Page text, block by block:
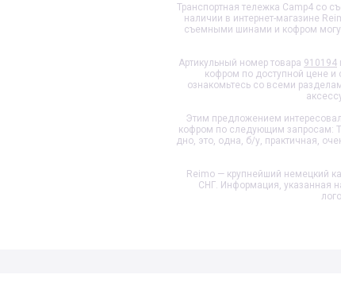
Транспортная тележка Camp4 со
наличии в интернет-магазине
съемными шинами и кофром
Артикульный номер товара 910194
кофром по доступной цене и
ознакомьтесь со всеми
Этим предложением
кофром по следующим запросам:
дно, это, одна, б/у, практичная,
Reimo — крупнейший немецкий
СНГ. Информация, указанная